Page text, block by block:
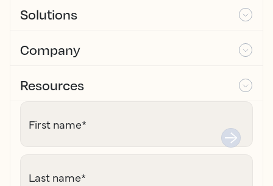
Solutions
Company
Resources
First name*
Last name*